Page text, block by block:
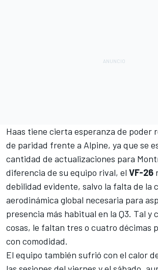
Haas tiene cierta esperanza de poder
de paridad frente a Alpine, ya que se
cantidad de actualizaciones para
diferencia de su equipo rival, el VF-26
debilidad evidente, salvo la falta de la
aerodinámica global necesaria para
presencia más habitual en la Q3. Tal y
cosas, le faltan tres o cuatro décimas
con comodidad.
El equipo también sufrió con el calor